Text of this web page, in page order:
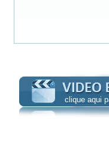
clique aqui